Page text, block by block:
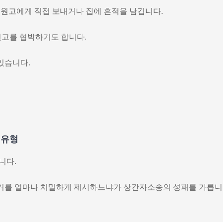
고에게 직접 보내거나 집에 흔적을 남깁니다.
를 협박하기도 합니다.
습니다.
형
다.
얼마나 치밀하게 제시하느냐가 상간자소송의 성패를 가릅